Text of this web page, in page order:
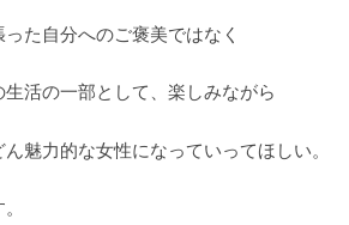
た自分へのご褒美ではなく
活の一部として、楽しみながら
魅力的な女性になっていってほしい。